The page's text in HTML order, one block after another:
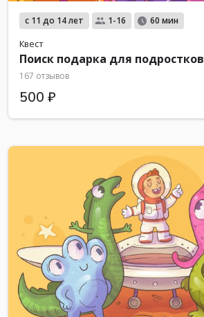
с 11 до 14 лет 1-16 60 мин
Квест
Поиск подарка для подростков
167 отзывов
500 ₽